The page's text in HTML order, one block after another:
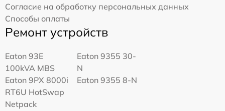
Согласие на обработку персональных данных
Способы оплаты
Ремонт устройств
Eaton 93E
100kVA MBS
Eaton 9355 30-
N
Eaton 9PX 8000i
RT6U HotSwap
Netpack
Eaton 9355 8-N